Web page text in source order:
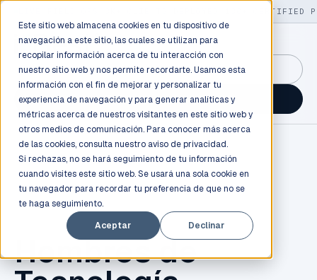
Este sitio web almacena cookies en tu dispositivo de
navegación a este sitio, las cuales se utilizan para
recopilar información acerca de tu interacción con
nuestro sitio web y nos permite recordarte. Usamos esta
información con el fin de mejorar y personalizar tu
experiencia de navegación y para generar analíticas y
métricas acerca de nuestros visitantes en este sitio web y
otros medios de comunicación. Para conocer más acerca
de las cookies, consulta nuestro aviso de privacidad.
Si rechazas, no se hará seguimiento de tu información
cuando visites este sitio web. Se usará una sola cookie en
tu navegador para recordar tu preferencia de que no se
te haga seguimiento.
Aceptar
Declinar
130+ CERTIFIED
GuidancePlex →
Talk to an engineer →
TECNOLOGÍA
Hombres de